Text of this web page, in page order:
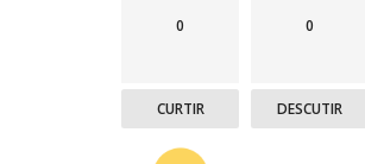
0
CURTIR
0
DESCUTIR